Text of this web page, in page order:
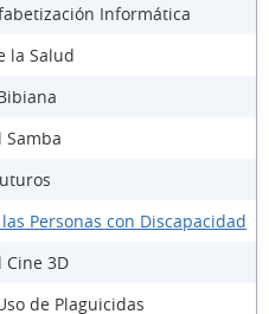
Informática
la Salud
Personas con Discapacidad
3D
de Plaguicidas